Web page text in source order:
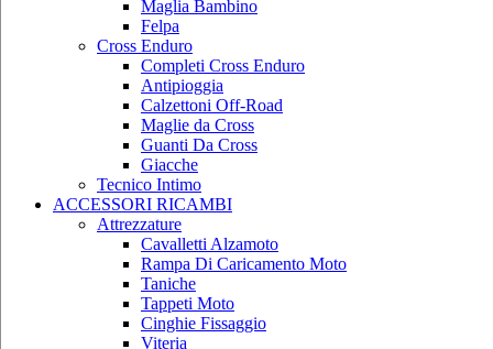
Maglia Bambino
Felpa
Cross Enduro
Completi Cross Enduro
Antipioggia
Calzettoni Off-Road
Maglie da Cross
Guanti Da Cross
Giacche
Tecnico Intimo
ACCESSORI RICAMBI
Attrezzature
Cavalletti Alzamoto
Rampa Di Caricamento Moto
Taniche
Tappeti Moto
Cinghie Fissaggio
Viteria